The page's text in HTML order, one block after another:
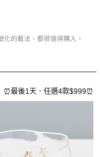
的戴法，都很值得購入。
⏰最後1天．任選4款$999⏰